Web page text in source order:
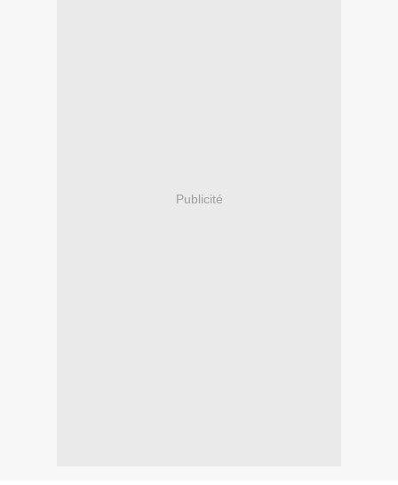
Publicité